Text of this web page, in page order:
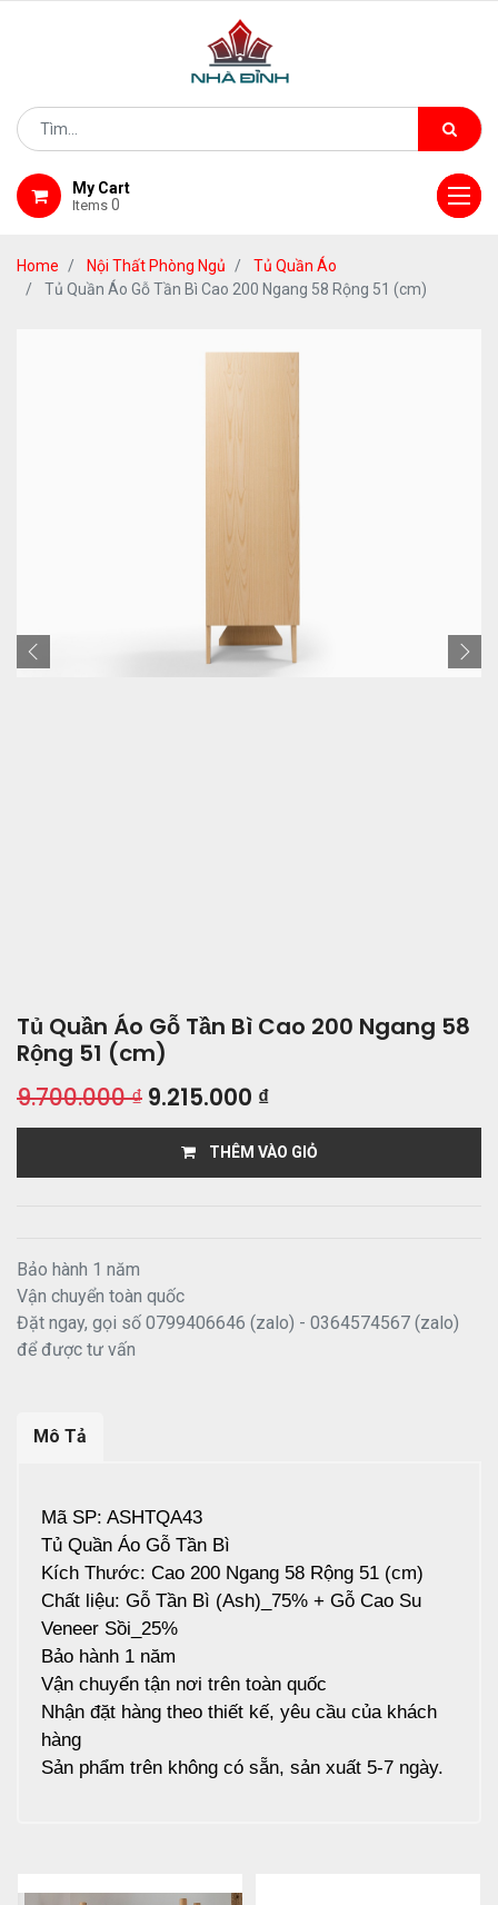
My Cart
Items 0
Home Nội Thất Phòng Ngủ
Tủ Quần Áo
Tủ Quần Áo Gỗ Tần Bì Cao 200 Ngang 58 Rộng 51 (cm)
Tủ Quần Áo Gỗ Tần Bì Cao 200 Ngang 58
Rộng 51 (cm)
9.700.000₫ 9.215.000 ₫
THÊM VÀO GIỎ
Bảo hành 1 năm
Vận chuyển toàn quốc
Đặt ngay, gọi số 0799406646 (zalo) - 0364574567 (zalo)
để được tư vấn
Mô Tả
Mã SP: ASHTQA43
Tủ Quần Áo Gỗ Tần Bì
Kích Thước: Cao 200 Ngang 58 Rộng 51 (cm)
Chất liệu: Gỗ Tần Bì (Ash)_75% + Gỗ Cao Su
Veneer Sồi_25%
Bảo hành 1 năm
Vận chuyển tận nơi trên toàn quốc
Nhận đặt hàng theo thiết kế, yêu cầu của khách
hàng
Sản phẩm trên không có sẵn, sản xuất 5-7 ngày.